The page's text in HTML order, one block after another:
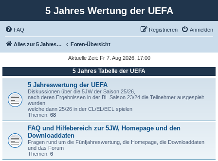
5 Jahres Wertung der UEFA
FAQ Anmelden
Registrieren
Alles zur 5 Jahreswertung / Tabelle der UEFA mit vielen Statistiken. Foren-Übersicht
Aktuelle Zeit: Fr 7. Aug 2026, 17:00
5 Jahres Tabelle der UEFA
5 Jahreswertung der UEFA
Diskussionen über die 5JW der Saison 25/26,
nach deren Ergebnissen in der BL Saison 23/24 die Teilnehmer ausgespielt
wurden,
welche dann 25/26 in der CL/EL/ECL spielen
Themen: 68
FAQ und Hilfebereich zur 5JW, Homepage und den
Downloaddaten
Fragen rund um die Fünfjahreswertung, die Homepage, die Downloaddaten
und das Forum
Themen: 6